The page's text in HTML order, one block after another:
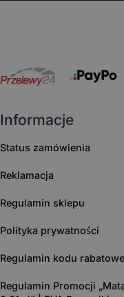
Informacje
Status zamówienia
Reklamacja
Regulamin sklepu
Polityka prywatności
Regulamin kodu
Regulamin Promocji